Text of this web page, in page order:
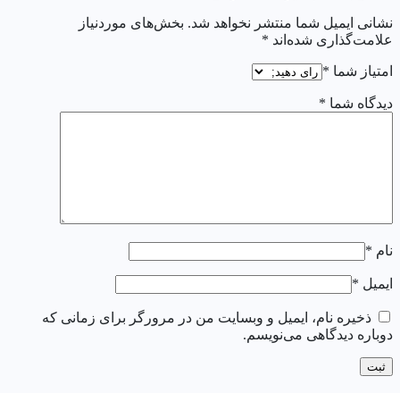
نشانی ایمیل شما منتشر نخواهد شد. بخش‌های موردنیاز
علامت‌گذاری شده‌اند *
امتیاز شما *
دیدگاه شما *
نام *
ایمیل *
ذخیره نام، ایمیل و وبسایت من در مرورگر برای زمانی که
دوباره دیدگاهی می‌نویسم.